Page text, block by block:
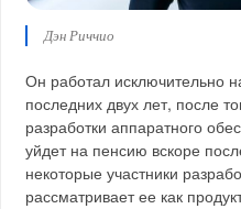
Дэн Риччио
Он работал исключительно
последних двух лет, после
разработки аппаратного
уйдет на пенсию вскоре
некоторые участники
рассматривает ее как